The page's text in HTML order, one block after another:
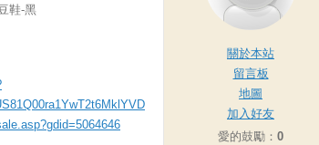
鞋-黑
關於本站
留言板
地圖
加入好友
愛的鼓勵： 0